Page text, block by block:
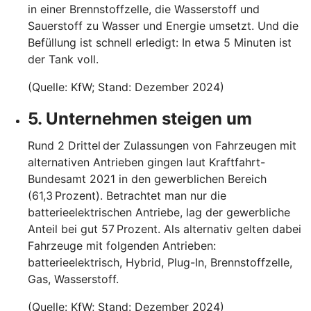
in einer Brennstoffzelle, die Wasserstoff und
Sauerstoff zu Wasser und Energie umsetzt. Und die
Befüllung ist schnell erledigt: In etwa 5 Minuten ist
der Tank voll.
(Quelle: KfW; Stand: Dezember 2024)
5. Unternehmen steigen um
Rund 2 Drittel der Zulassungen von Fahrzeugen mit
alternativen Antrieben gingen laut Kraftfahrt-
Bundesamt 2021 in den gewerblichen Bereich
(61,3 Prozent). Betrachtet man nur die
batterieelektrischen Antriebe, lag der gewerbliche
Anteil bei gut 57 Prozent. Als alternativ gelten dabei
Fahrzeuge mit folgenden Antrieben:
batterieelektrisch, Hybrid, Plug-In, Brennstoffzelle,
Gas, Wasserstoff.
(Quelle: KfW; Stand: Dezember 2024)